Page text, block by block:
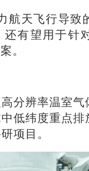
航天飞行导致
有望用于针
。
分辨率温室气
低纬度重点排
项目。